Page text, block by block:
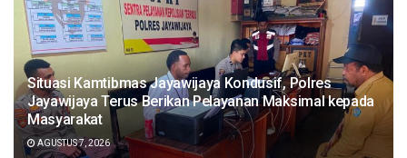
Situasi Kamtibmas Jayawijaya Kondusif, Polres
Jayawijaya Terus Berikan Pelayanan Maksimal kepada
Masyarakat
AGUSTUS 7, 2026